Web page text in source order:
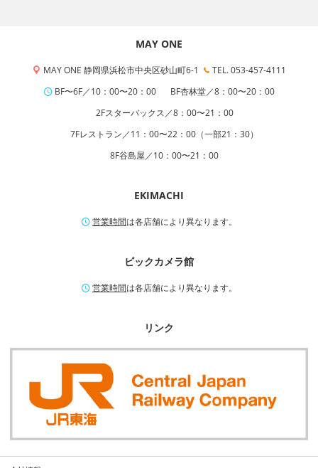
MAY ONE
MAY ONE 静岡県浜松市中央区砂山町6-1
TEL. 053-457-4111
BF〜6F／10：00〜20：00
BF杏林堂／8：00〜20：00
2Fスターバックス／8：00〜21：00
7Fレストラン／11：00〜22：00（一部21：30）
8F谷島屋／10：00〜21：00
EKIMACHI
営業時間は各店舗により異なります。
ビックカメラ館
営業時間は各店舗により異なります。
リンク